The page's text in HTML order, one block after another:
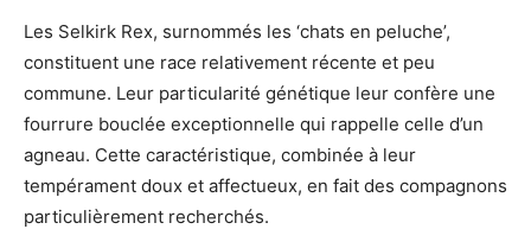
Les Selkirk Rex, surnommés les ‘chats en peluche’,
constituent une race relativement récente et peu
commune. Leur particularité génétique leur confère une
fourrure bouclée exceptionnelle qui rappelle celle d’un
agneau. Cette caractéristique, combinée à leur
tempérament doux et affectueux, en fait des compagnons
particulièrement recherchés.